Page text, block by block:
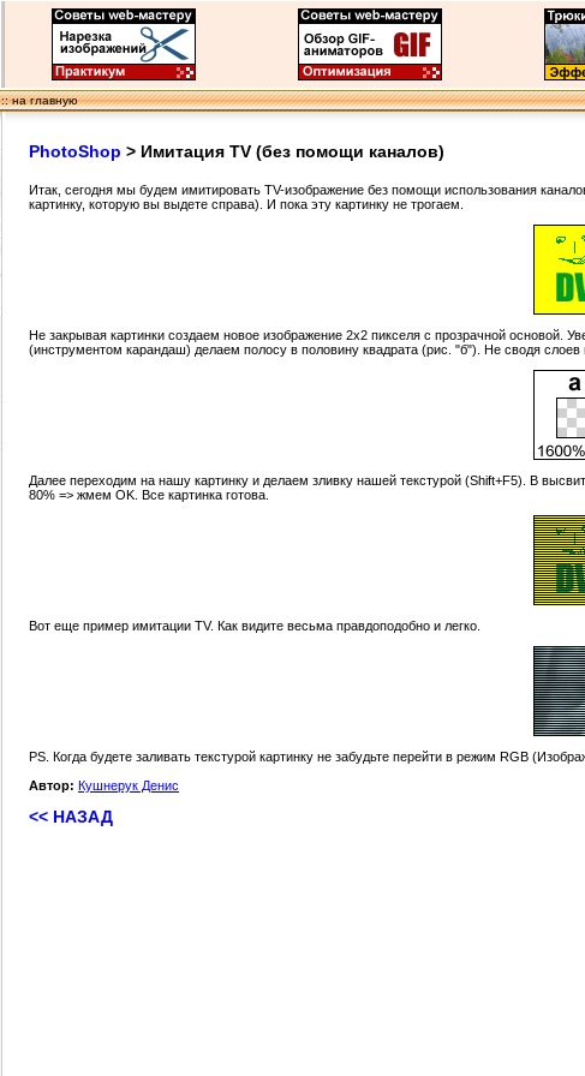
:: на главную
PhotoShop > Имитация TV (без помощи каналов)
Итак, сегодня мы будем имитировать TV-изображение без помощи использования
картинку, которую вы выдете справа). И пока эту картинку не трогаем.
Не закрывая картинки создаем новое изображение 2х2 пикселя с прозрачной основой.
(инструментом карандаш) делаем полосу в половину квадрата (рис. "б"). Не сводя
Далее переходим на нашу картинку и делаем зливку нашей текстурой (Shift+F5). В
80% => жмем OK. Все картинка готова.
Вот еще пример имитации TV. Как видите весьма правдоподобно и легко.
PS. Когда будете заливать текстурой картинку не забудьте перейти в режим RGB
Автор: Кушнерук Денис
<< НАЗАД